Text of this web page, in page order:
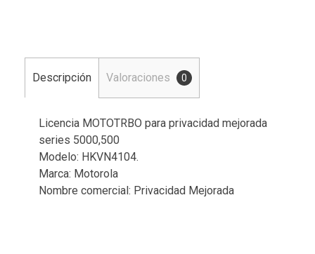
Descripción Valoraciones 0
Licencia MOTOTRBO para privacidad mejorada
series 5000,500
Modelo: HKVN4104.
Marca: Motorola
Nombre comercial: Privacidad Mejorada